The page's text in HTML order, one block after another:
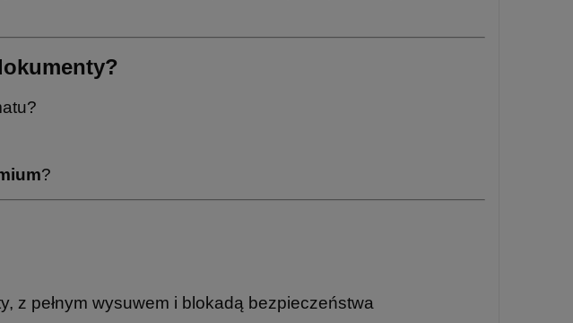
?
z pełnym wysuwem i blokadą bezpieczeństwa